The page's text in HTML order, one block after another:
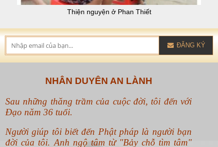
Thiện nguyện ở Phan Thiết
ĐĂNG KÝ
NHÂN DUYÊN AN LÀNH
Sau những thăng trầm của cuộc đời, tôi đến với
Đạo năm 36 tuổi.
Người giúp tôi biết đến Phật pháp là người bạn
đời của tôi. Anh ngộ tâm từ "Bảy chỗ tìm tâm"